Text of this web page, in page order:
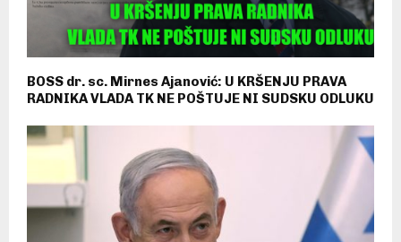
BOSS dr. sc. Mirnes Ajanović: U KRŠENJU PRAVA
RADNIKA VLADA TK NE POŠTUJE NI SUDSKU ODLUKU